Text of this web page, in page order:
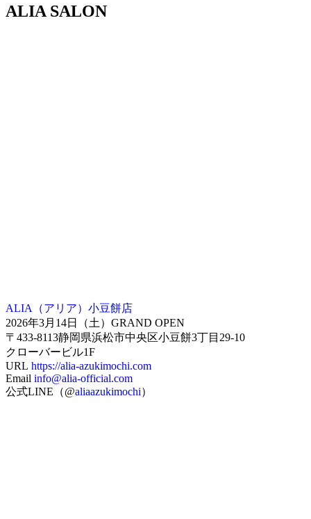
ALIA SALON
ALIA（アリア）小豆餅店
2026年3月14日（土）GRAND OPEN
〒433-8113静岡県浜松市中央区小豆餅3丁目29-10
クローバービル1F
URL https://alia-azukimochi.com
Email info@alia-official.com
公式LINE（@aliaazukimochi）